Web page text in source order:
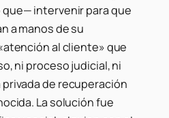
intervenir para que
a manos de su
al cliente» que
ni proceso judicial, ni
de recuperación
La solución fue